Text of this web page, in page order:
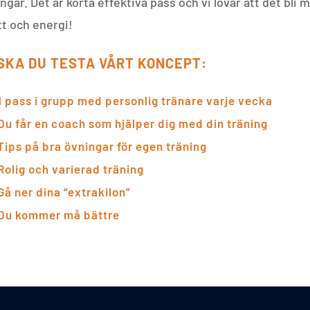
och energi!
DU TESTA VÅRT KONCEPT:
pass i grupp med personlig tränare varje vecka
får en coach som hjälper dig med din träning
på bra övningar för egen träning
och varierad träning
ner dina “extrakilon”
kommer må bättre